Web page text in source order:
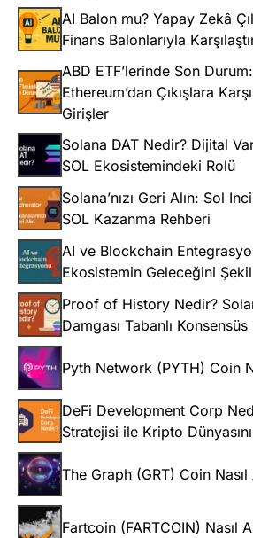
AI Balon mu? Yapay Zekâ
Finans Balonlarıyla
ABD ETF’lerinde Son
Ethereum’dan Çıkışlara
Girişler
Solana DAT Nedir? Dijital
SOL Ekosistemindeki Rolü
Solana’nızı Geri Alın: Sol
SOL Kazanma Rehberi
AI ve Blockchain
Ekosistemin Geleceğini
Proof of History Nedir?
Damgası Tabanlı
Pyth Network (PYTH) Coin
DeFi Development Corp
Stratejisi ile Kripto
The Graph (GRT) Coin Nasıl
Fartcoin (FARTCOIN) Nasıl